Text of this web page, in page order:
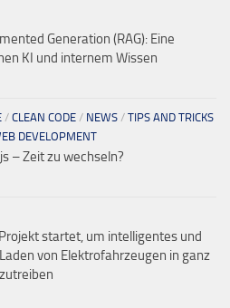
Generation (RAG): Eine
KI und internem Wissen
/ CLEAN CODE / NEWS / TIPS AND TRICKS
DEVELOPMENT
– Zeit zu wechseln?
startet, um intelligentes und
von Elektrofahrzeugen in ganz